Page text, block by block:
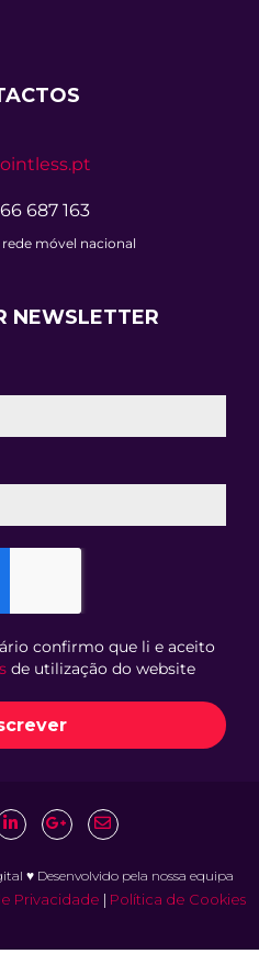
687 163
móvel nacional
NEWSLETTER
confirmo que li e aceito
de utilização do website
♥ Desenvolvido pela nossa equipa
Privacidade | Política de Cookies